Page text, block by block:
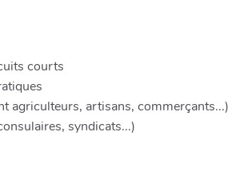
courts
agriculteurs, artisans, commerçants...)
syndicats...)